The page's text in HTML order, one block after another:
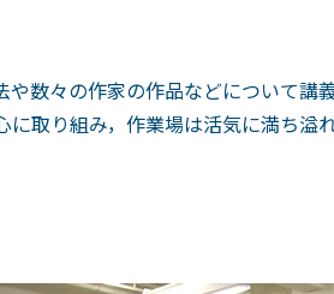
数々の作家の作品などについて講
取り組み，作業場は活気に満ち溢